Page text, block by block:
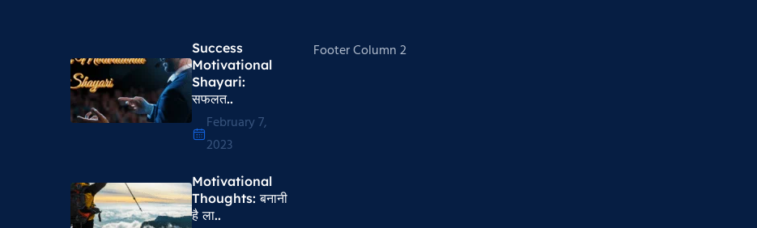
Success
Motivational
Shayari​:
सफलत..
February 7,
2023
Motivational
Thoughts​: बनानी
है ला..
Footer Column 2